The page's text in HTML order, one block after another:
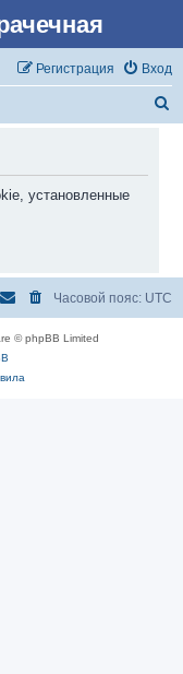
Вход
Регистрация
установленные
Часовой пояс: UTC
© phpBB Limited